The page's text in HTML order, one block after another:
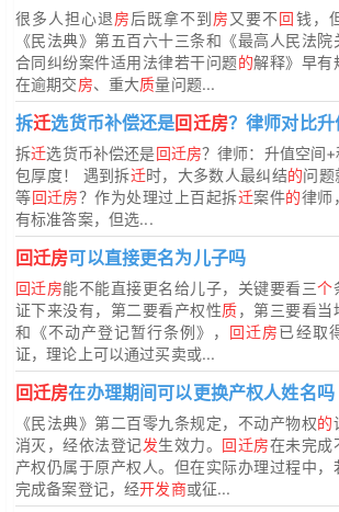
很多人担心退房后既拿不到房又要不回钱，
《民法典》第五百六十三条和《最高人民法院
合同纠纷案件适用法律若干问题的解释》早有
在逾期交房、重大质量问题...
拆迁选货币补偿还是回迁房？律师对比
拆迁选货币补偿还是回迁房？律师：升值空间
包厚度！ 遇到拆迁时，大多数人最纠结的问题
等回迁房？作为处理过上百起拆迁案件的律师
有标准答案，但选...
回迁房可以直接更名为儿子吗
回迁房能不能直接更名给儿子，关键要看三个
证下来没有，第二要看产权性质，第三要看当
和《不动产登记暂行条例》， 回迁房已经取
证，理论上可以通过买卖或...
回迁房在办理期间可以更换产权人姓名吗
《民法典》第二百零九条规定，不动产物权的
消灭，经依法登记发生效力。 回迁房在未完成
产权仍属于原产权人。但在实际办理过程中，
完成备案登记，经开发商或征...